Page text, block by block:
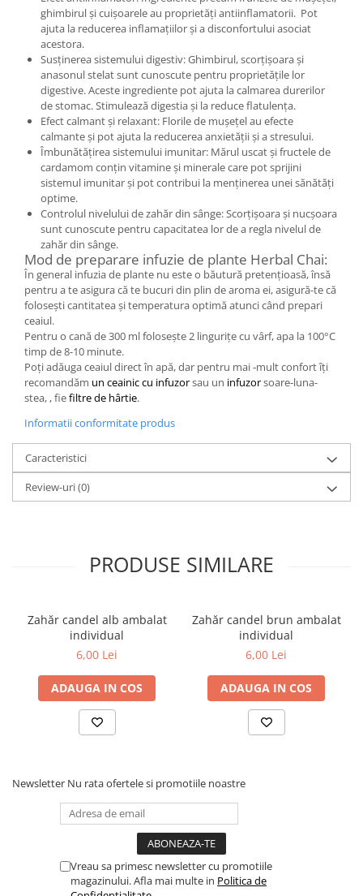
ghimbirul și cuișoarele au proprietăți antiinflamatorii. Pot
ajuta la reducerea inflamațiilor și a disconfortului asociat
acestora.
Susținerea sistemului digestiv: Ghimbirul, scorțișoara și
anasonul stelat sunt cunoscute pentru proprietățile lor
digestive. Aceste ingrediente pot ajuta la calmarea durerilor
de stomac. Stimulează digestia și la reduce flatulența.
Efect calmant și relaxant: Florile de mușețel au efecte
calmante și pot ajuta la reducerea anxietății și a stresului.
Îmbunătățirea sistemului imunitar: Mărul uscat și fructele de
cardamom conțin vitamine și minerale care pot sprijini
sistemul imunitar și pot contribui la menținerea unei sănătăți
optime.
Controlul nivelului de zahăr din sânge: Scorțișoara și nucșoara
sunt cunoscute pentru capacitatea lor de a regla nivelul de
zahăr din sânge.
Mod de preparare infuzie de plante Herbal Chai:
În general infuzia de plante nu este o băutură pretențioasă, însă
pentru a te asigura că te bucuri din plin de aroma ei, asigură-te că
folosești cantitatea și temperatura optimă atunci când prepari
ceaiul.
Pentru o cană de 300 ml folosește 2 lingurițe cu vârf, apa la 100°C
timp de 8-10 minute.
Poți adăuga ceaiul direct în apă, dar pentru mai -mult confort îți
recomandăm un ceainic cu infuzorsau un infuzorsoare-luna-
stea, , fiefiltre de hârtie.
Informatii conformitate produs
Caracteristici
Review-uri(0)
PRODUSE SIMILARE
Zahăr candel alb ambalat
individual
6,00 Lei
ADAUGA IN COS
Zahăr candel brun ambalat
individual
6,00 Lei
ADAUGA IN COS
Newsletter Nu rata ofertele si promotiile noastre
Vreau sa primesc newsletter cu promotiile
magazinului. Afla mai multe in Politica de